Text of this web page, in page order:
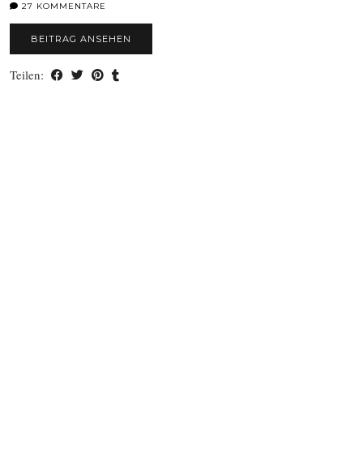
27 KOMMENTARE
BEITRAG ANSEHEN
Teilen: